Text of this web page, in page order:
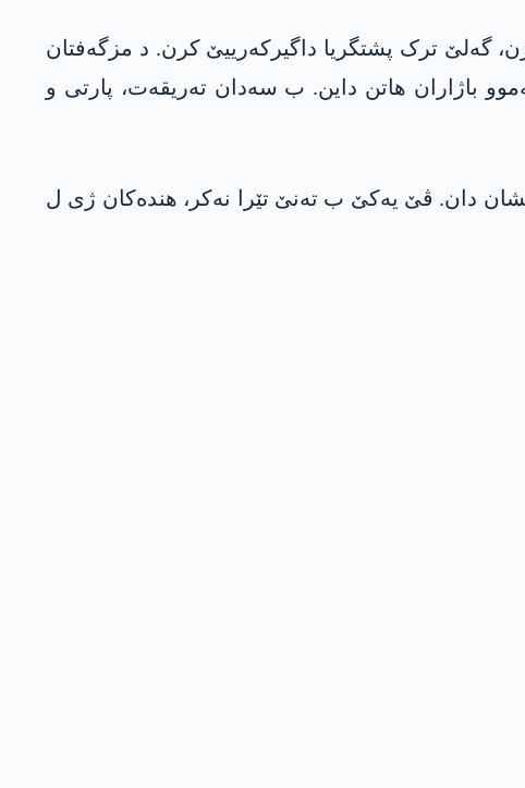
گەلێ ترک پشتگریا داگیرکەرییێ کرن. د مزگەفتان
باژاران ھاتن داین. ب سەدان تەریقەت، پارتی و
دان. ڤێ یەکێ ب تەنێ تێرا نەکر، ھندەکان ژی ل